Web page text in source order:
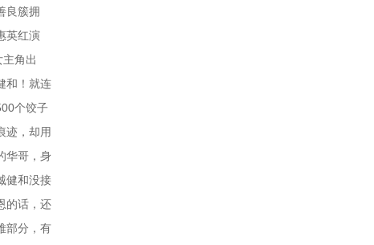
良簇拥
英红演
角出
和！就连
个饺子
迹，却用
华哥，身
健和没接
的话，还
部分，有